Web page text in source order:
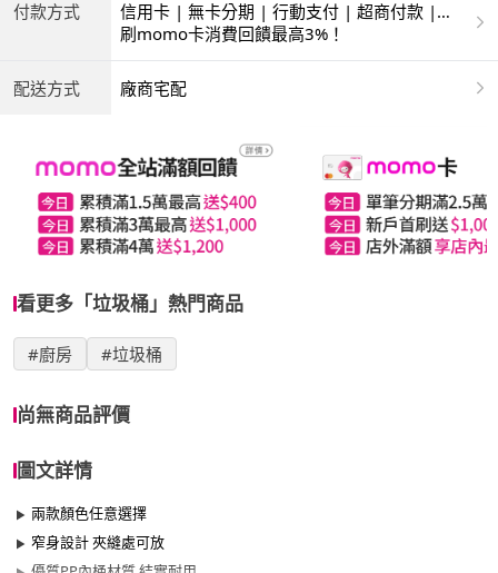
付款方式
信用卡 | 無卡分期 | 行動支付 | 超商付款 |
ATM | 銀聯卡
刷momo卡消費回饋最高3%！
配送方式 廠商宅配
看更多「垃圾桶」熱門商品
#廚房 #垃圾桶
尚無商品評價
圖文詳情
兩款顏色任意選擇
窄身設計 夾縫處可放